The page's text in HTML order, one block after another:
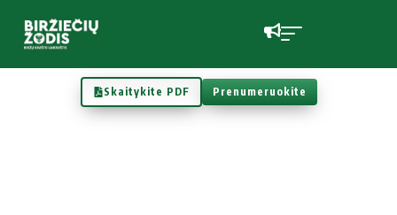
Skaitykite PDF Prenumeruokite